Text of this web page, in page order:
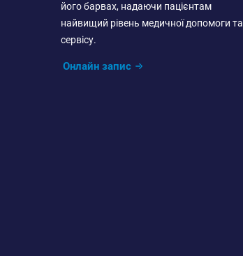
його барвах, надаючи пацієнтам
найвищий рівень медичної допомоги та
сервісу.
Онлайн запис